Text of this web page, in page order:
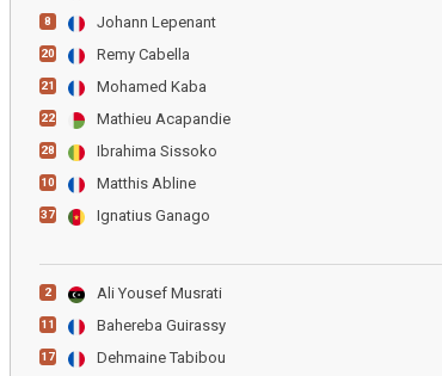
8 Johann Lepenant
20 Remy Cabella
21 Mohamed Kaba
22 Mathieu Acapandie
28 Ibrahima Sissoko
10 Matthis Abline
37 Ignatius Ganago
2 Ali Yousef Musrati
11 Bahereba Guirassy
17 Dehmaine Tabibou